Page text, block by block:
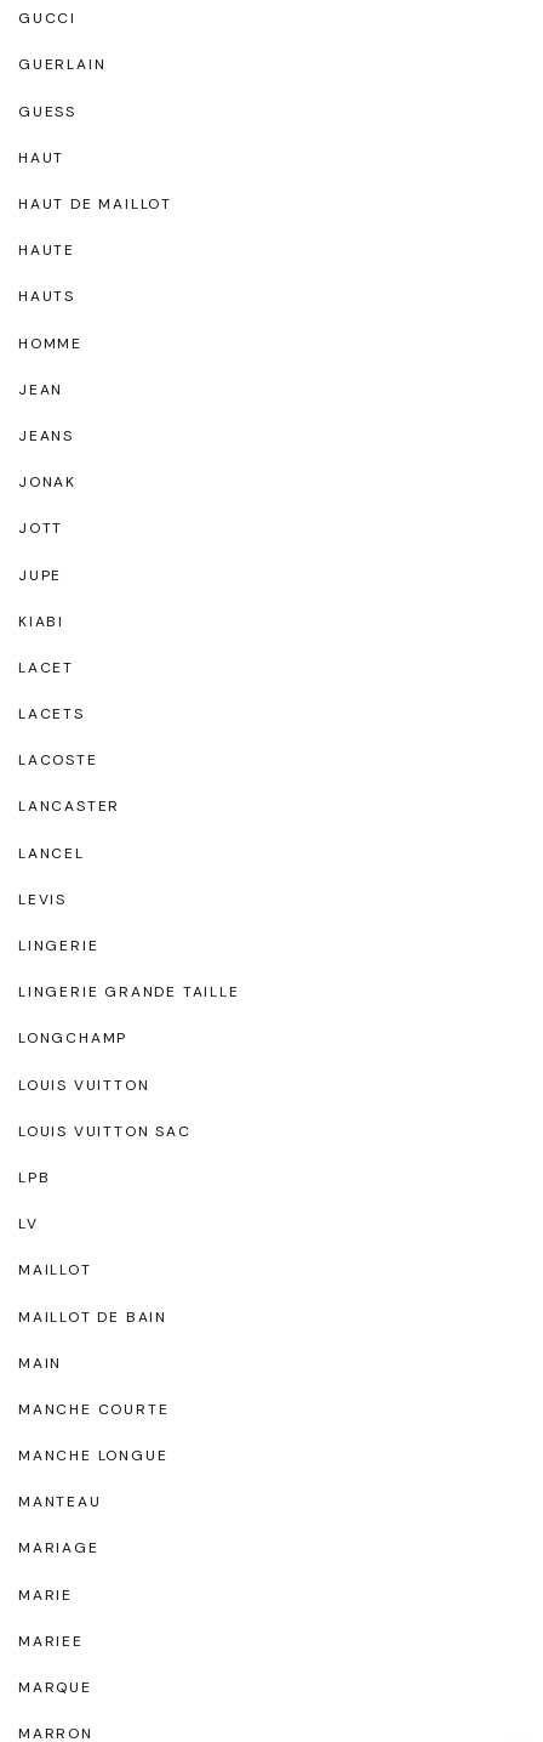
GUCCI
GUERLAIN
GUESS
HAUT
HAUT DE MAILLOT
HAUTE
HAUTS
HOMME
JEAN
JEANS
JONAK
JOTT
JUPE
KIABI
LACET
LACETS
LACOSTE
LANCASTER
LANCEL
LEVIS
LINGERIE
LINGERIE GRANDE TAILLE
LONGCHAMP
LOUIS VUITTON
LOUIS VUITTON SAC
LPB
LV
MAILLOT
MAILLOT DE BAIN
MAIN
MANCHE COURTE
MANCHE LONGUE
MANTEAU
MARIAGE
MARIE
MARIEE
MARQUE
MARRON